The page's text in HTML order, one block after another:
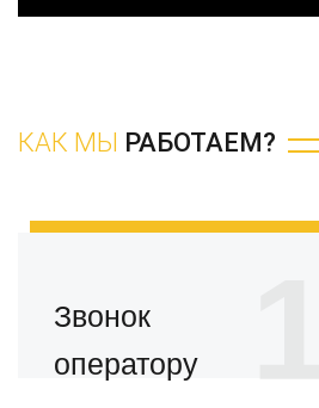
КАК МЫ РАБОТАЕМ?
Звонок
оператору